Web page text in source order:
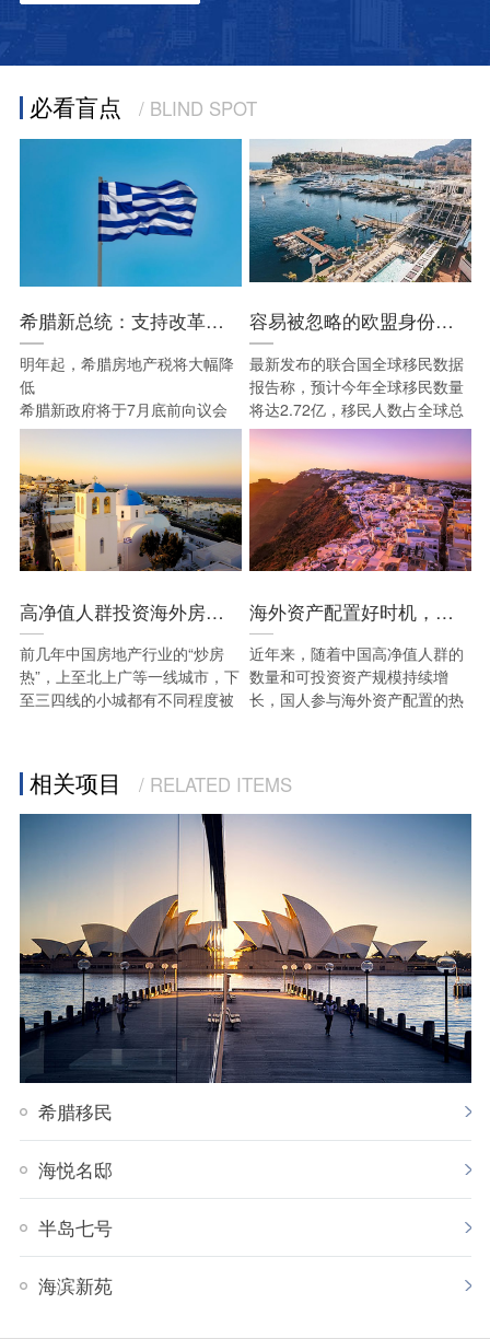
必看盲点 / BLIND SPOT
希腊新总统：支持改革、减税、清除经商障碍，希腊的利好时代已经到来！
明年起，希腊房地产税将大幅降
低
希腊新政府将于7月底前向议会
提出新的法律草案，其中包括，
从2020年起，在2年内将所有希
腊业主的“单一财产税”（Enfia）
降低30%。
容易被忽略的欧盟身份，却有很多你想要的福利
最新发布的联合国全球移民数据
报告称，预计今年全球移民数量
将达2.72亿，移民人数占全球总
人口的3.5%。
高净值人群投资海外房产，是跟风还是标榜投资走向？
前几年中国房地产行业的“炒房
热”，上至北上广等一线城市，下
至三四线的小城都有不同程度被
考虑到分散资金风险等因素，海
外置业成为了国人投资的内在需
求。
海外资产配置好时机，希腊移民大热
近年来，随着中国高净值人群的
数量和可投资资产规模持续增
长，国人参与海外资产配置的热
相关项目 / RELATED ITEMS
希腊移民
海悦名邸
半岛七号
海滨新苑